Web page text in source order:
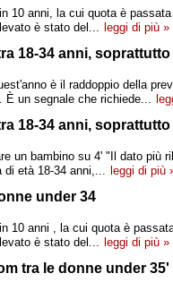
10 anni, la cui quota è passata
è stato del...
leggi di più »
18-34 anni,
è il raddoppio della
È un segnale che richiede...
18-34 anni,
un bambino su 4' "Il dato più
di età 18-34 anni,... leggi di più
under 34
10 anni , la cui quota è
è stato del...
leggi di più »
tra le donne under 35'